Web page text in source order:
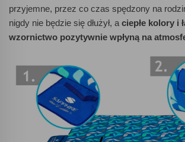
przyjemne, przez co czas spędzony na
nigdy nie będzie się dłużył, a ciepłe kolory i
wzornictwo pozytywnie wpłyną na